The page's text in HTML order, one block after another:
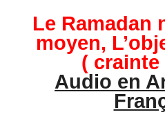
( Le Ramadan
moyen,
crainte
Audio en